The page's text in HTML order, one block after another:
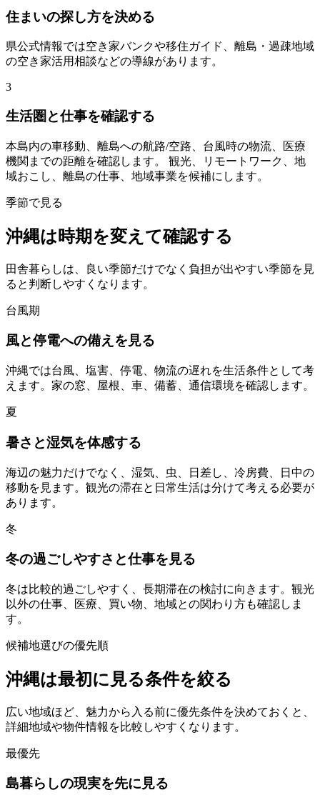
住まいの探し方を決める
県公式情報では空き家バンクや移住ガイド、離島・過疎地域
の空き家活用相談などの導線があります。
3
生活圏と仕事を確認する
本島内の車移動、離島への航路/空路、台風時の物流、医療
機関までの距離を確認します。 観光、リモートワーク、地
域おこし、離島の仕事、地域事業を候補にします。
季節で見る
沖縄は時期を変えて確認する
田舎暮らしは、良い季節だけでなく負担が出やすい季節を見
ると判断しやすくなります。
台風期
風と停電への備えを見る
沖縄では台風、塩害、停電、物流の遅れを生活条件として考
えます。家の窓、屋根、車、備蓄、通信環境を確認します。
夏
暑さと湿気を体感する
海辺の魅力だけでなく、湿気、虫、日差し、冷房費、日中の
移動を見ます。観光の滞在と日常生活は分けて考える必要が
あります。
冬
冬の過ごしやすさと仕事を見る
冬は比較的過ごしやすく、長期滞在の検討に向きます。観光
以外の仕事、医療、買い物、地域との関わり方も確認しま
す。
候補地選びの優先順
沖縄は最初に見る条件を絞る
広い地域ほど、魅力から入る前に優先条件を決めておくと、
詳細地域や物件情報を比較しやすくなります。
最優先
島暮らしの現実を先に見る